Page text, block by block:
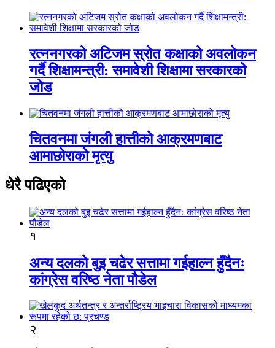
रत्ननगरको अटिजम स्रोत कक्षाको अवलोकन
गर्दै शिक्षामन्त्री: समावेशी शिक्षामा सरकारको
जोड
चितवनमा जंगली हात्तीको आक्रमणबाट
आमाछोराको मृत्यु
धेरै पढिएको
१
अन्य दलको बुइ चढेर सत्तामा गईहाल्न हुँदैनः
कांग्रेस वरिष्ठ नेता पौडेल
२